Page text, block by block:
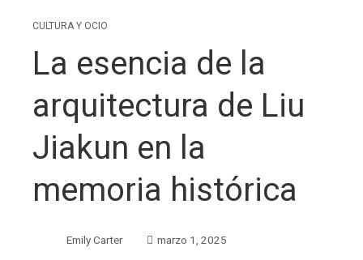
CULTURA Y OCIO
La esencia de la
arquitectura de Liu
Jiakun en la
memoria histórica
Emily Carter marzo 1, 2025